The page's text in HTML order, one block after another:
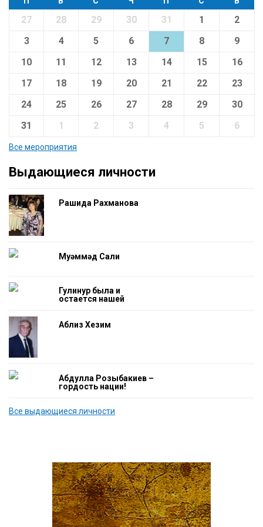
27 28 29 30 31 1
2
3
4 5 6 7 8
9
10
11 12 13 14 15
16
17
18 19 20 21 22
23
24
25 26 27 28 29
30
31
1 2 3 4 5 6
Все мероприятия
Выдающиеся личности
Рашида Рахманова
Муһәммәд Салиһ
Гулинур была и
остается нашей
Аблиз Хезим
Абдулла Розыбакиев –
гордость нации!
Все выдающиеся личности